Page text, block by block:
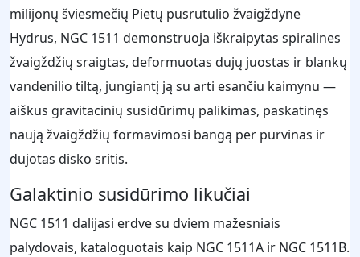
milijonų šviesmečių Pietų pusrutulio žvaigždyne
Hydrus, NGC 1511 demonstruoja iškraipytas spiralines
žvaigždžių sraigtas, deformuotas dujų juostas ir blankų
vandenilio tiltą, jungiantį ją su arti esančiu kaimynu —
aiškus gravitacinių susidūrimų palikimas, paskatinęs
naują žvaigždžių formavimosi bangą per purvinas ir
dujotas disko sritis.
Galaktinio susidūrimo likučiai
NGC 1511 dalijasi erdve su dviem mažesniais
palydovais, kataloguotais kaip NGC 1511A ir NGC 1511B.